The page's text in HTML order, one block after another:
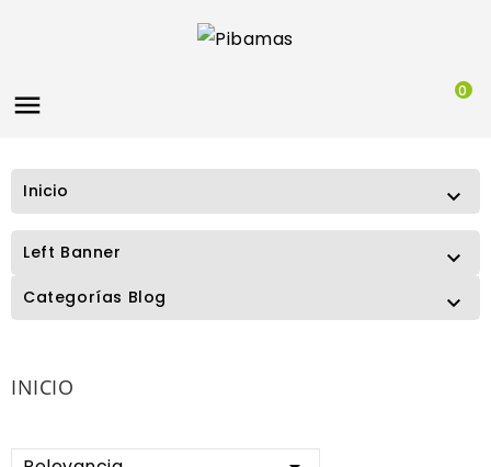
 0
Inicio 
Left Banner 
Categorías Blog 
INICIO